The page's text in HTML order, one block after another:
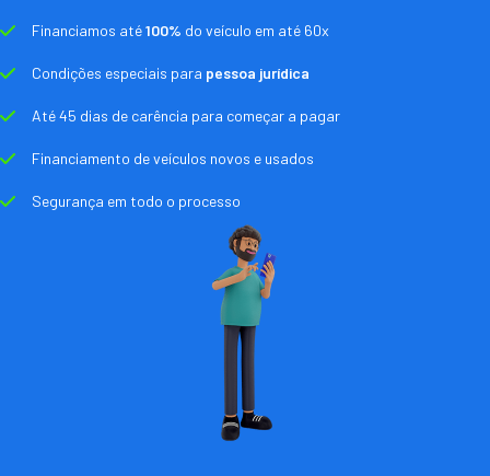
Financiamos até100% do veículo em até 60x
Condições especiais para pessoa jurídica
Até 45 dias de carência para começar a pagar
Financiamento de veículos novos e usados
Segurança em todo o processo